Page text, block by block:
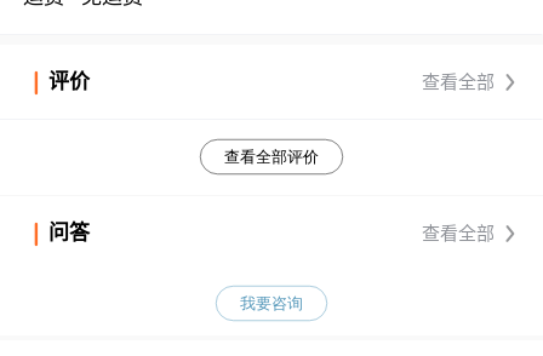
评价 查看全部
查看全部评价
问答 查看全部
我要咨询